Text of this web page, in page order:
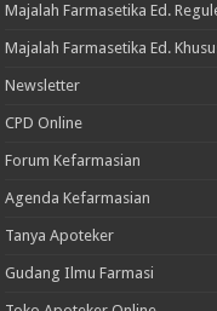
Majalah Farmasetika Ed.
Majalah Farmasetika Ed.
Newsletter
CPD Online
Forum Kefarmasian
Agenda Kefarmasian
Tanya Apoteker
Gudang Ilmu Farmasi